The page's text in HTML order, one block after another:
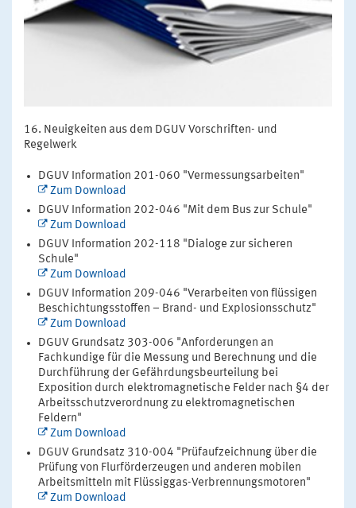
Neuigkeiten aus dem DGUV Vorschriften- und
Regelwerk
DGUV Information 201-060 "Vermessungsarbeiten"
Zum Download
DGUV Information 202-046 "Mit dem Bus zur Schule"
Zum Download
DGUV Information 202-118 "Dialoge zur sicheren
Schule"
Zum Download
DGUV Information 209-046 "Verarbeiten von flüssigen
Beschichtungsstoffen – Brand- und Explosionsschutz"
Zum Download
DGUV Grundsatz 303-006 "Anforderungen an
Fachkundige für die Messung und Berechnung und die
Durchführung der Gefährdungsbeurteilung bei
Exposition durch elektromagnetische Felder nach §4 der
Arbeitsschutzverordnung zu elektromagnetischen
Feldern"
Zum Download
DGUV Grundsatz 310-004 "Prüfaufzeichnung über die
Prüfung von Flurförderzeugen und anderen mobilen
Arbeitsmitteln mit Flüssiggas-Verbrennungsmotoren"
Zum Download